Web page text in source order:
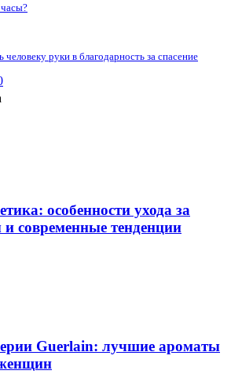
человеку руки в благодарность за спасение
особенности ухода за
современные тенденции
Guerlain: лучшие ароматы